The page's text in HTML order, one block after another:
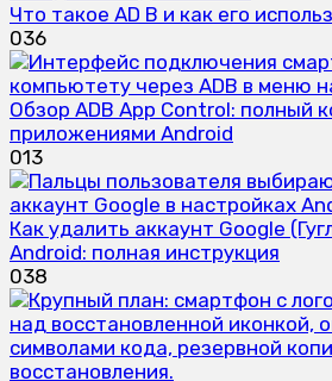
Что такое AD B и как его
036
Обзор ADB App Control: полный
приложениями Android
013
Как удалить аккаунт Google
Android: полная инструкция
038